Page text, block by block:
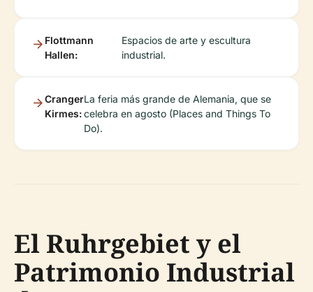
Flottmann
Hallen:
Espacios de arte y escultura
industrial.
Cranger
Kirmes:
La feria más grande de Alemania, que se
celebra en agosto (Places and Things To
Do).
El Ruhrgebiet y el
Patrimonio Industrial